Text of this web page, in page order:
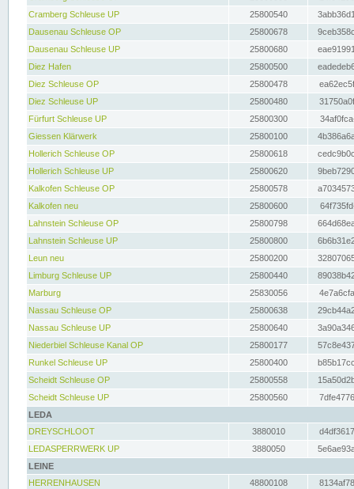
Cramberg Schleuse UP
25800540
Dausenau Schleuse OP
25800678
Dausenau Schleuse UP
25800680
Diez Hafen
25800500
Diez Schleuse OP
25800478
Diez Schleuse UP
25800480
Fürfurt Schleuse UP
25800300
Giessen Klärwerk
25800100
Hollerich Schleuse OP
25800618
Hollerich Schleuse UP
25800620
Kalkofen Schleuse OP
25800578
Kalkofen neu
25800600
Lahnstein Schleuse OP
25800798
Lahnstein Schleuse UP
25800800
Leun neu
25800200
Limburg Schleuse UP
25800440
Marburg
25830056
Nassau Schleuse OP
25800638
Nassau Schleuse UP
25800640
Niederbiel Schleuse Kanal OP
25800177
Runkel Schleuse UP
25800400
Scheidt Schleuse OP
25800558
Scheidt Schleuse UP
25800560
LEDA
DREYSCHLOOT
3880010
LEDASPERRWERK UP
3880050
LEINE
HERRENHAUSEN
48800108